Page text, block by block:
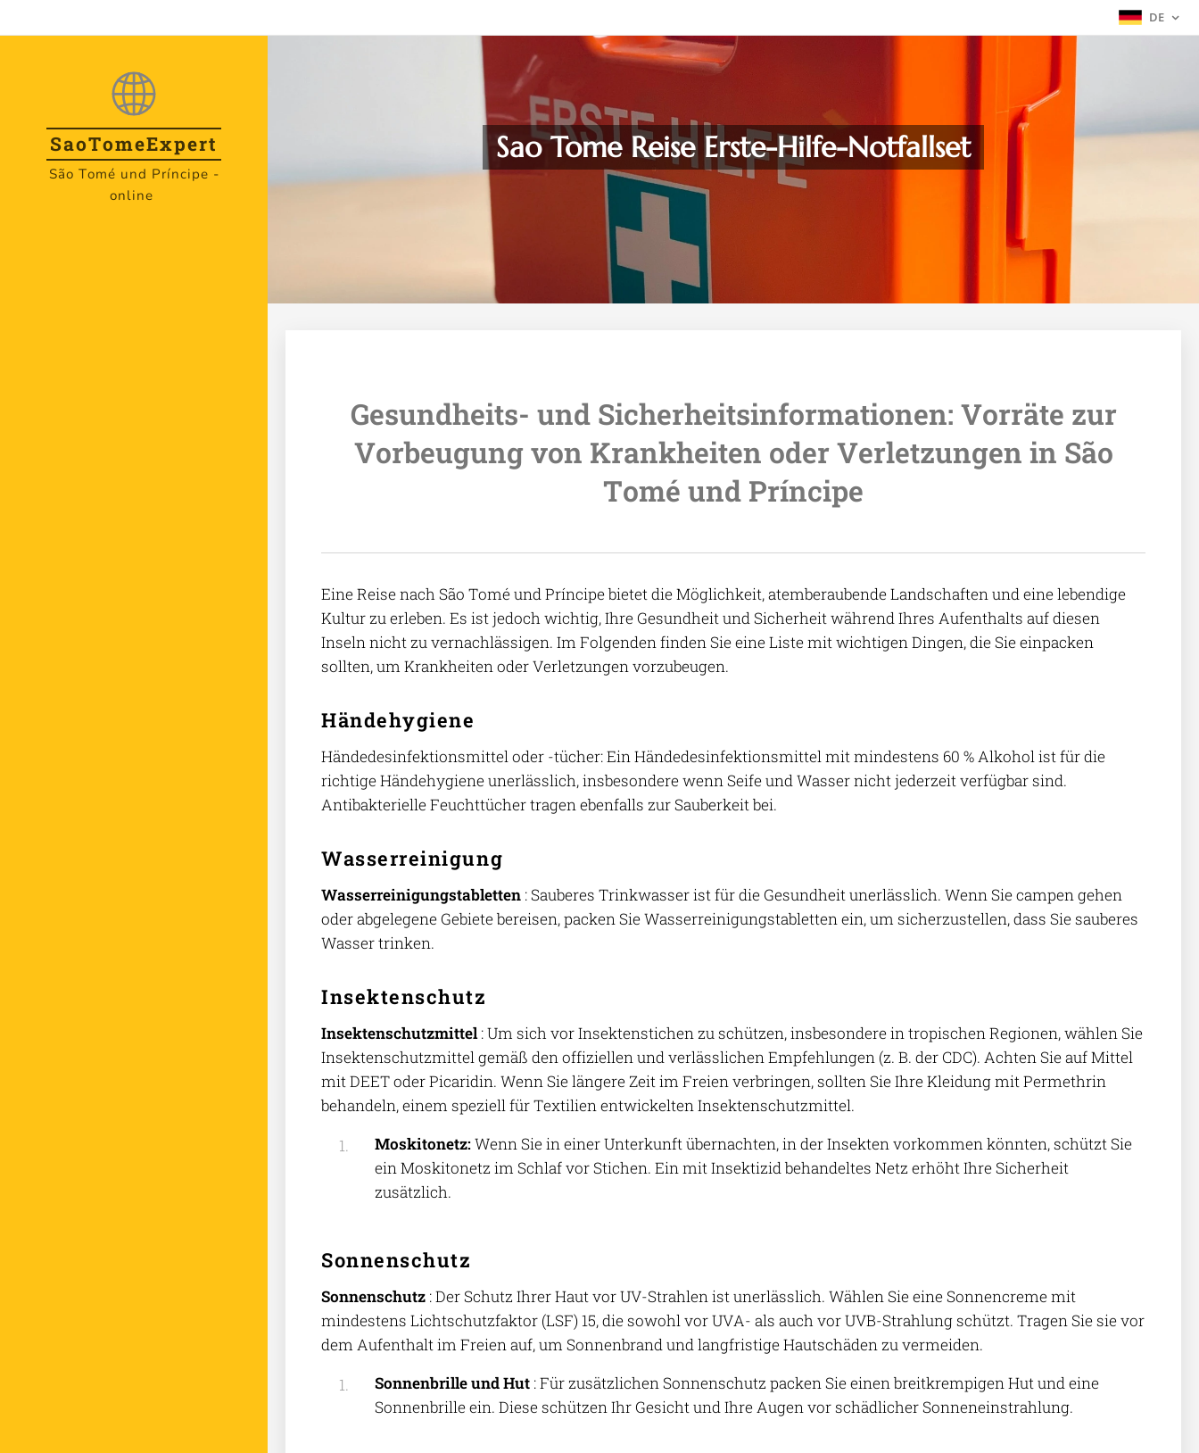
DE
SaoTomeExpert
São Tomé und Príncipe -
online
Sao Tome Reise Erste-Hilfe-Notfallset
Gesundheits- und Sicherheitsinformationen: Vorräte zur
Vorbeugung von Krankheiten oder Verletzungen in São
Tomé und Príncipe
Eine Reise nach São Tomé und Príncipe bietet die Möglichkeit, atemberaubende Landschaften und eine lebendige
Kultur zu erleben. Es ist jedoch wichtig, Ihre Gesundheit und Sicherheit während Ihres Aufenthalts auf diesen
Inseln nicht zu vernachlässigen. Im Folgenden finden Sie eine Liste mit wichtigen Dingen, die Sie einpacken
sollten, um Krankheiten oder Verletzungen vorzubeugen.
Händehygiene
Händedesinfektionsmittel oder -tücher: Ein Händedesinfektionsmittel mit mindestens 60 % Alkohol ist für die
richtige Händehygiene unerlässlich, insbesondere wenn Seife und Wasser nicht jederzeit verfügbar sind.
Antibakterielle Feuchttücher tragen ebenfalls zur Sauberkeit bei.
Wasserreinigung
Wasserreinigungstabletten : Sauberes Trinkwasser ist für die Gesundheit unerlässlich. Wenn Sie campen gehen
oder abgelegene Gebiete bereisen, packen Sie Wasserreinigungstabletten ein, um sicherzustellen, dass Sie sauberes
Wasser trinken.
Insektenschutz
Insektenschutzmittel: Um sich vor Insektenstichen zu schützen, insbesondere in tropischen Regionen, wählen Sie
Insektenschutzmittel gemäß den offiziellen und verlässlichen Empfehlungen (z. B. der CDC). Achten Sie auf Mittel
mit DEET oder Picaridin. Wenn Sie längere Zeit im Freien verbringen, sollten Sie Ihre Kleidung mit Permethrin
behandeln, einem speziell für Textilien entwickelten Insektenschutzmittel.
Moskitonetz:Wenn Sie in einer Unterkunft übernachten, in der Insekten vorkommen könnten, schützt Sie
ein Moskitonetz im Schlaf vor Stichen. Ein mit Insektizid behandeltes Netz erhöht Ihre Sicherheit
zusätzlich.
Sonnenschutz
Sonnenschutz : Der Schutz Ihrer Haut vor UV-Strahlen ist unerlässlich. Wählen Sie eine Sonnencreme mit
mindestens Lichtschutzfaktor (LSF) 15, die sowohl vor UVA- als auch vor UVB-Strahlung schützt. Tragen Sie sie vor
dem Aufenthalt im Freien auf, um Sonnenbrand und langfristige Hautschäden zu vermeiden.
Sonnenbrille und Hut : Für zusätzlichen Sonnenschutz packen Sie einen breitkrempigen Hut und eine
Sonnenbrille ein. Diese schützen Ihr Gesicht und Ihre Augen vor schädlicher Sonneneinstrahlung.